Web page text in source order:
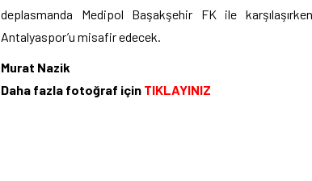
deplasmanda Medipol Başakşehir FK ile
Antalyaspor’u misafir edecek.
Murat Nazik
Daha fazla fotoğraf için TIKLAYINIZ